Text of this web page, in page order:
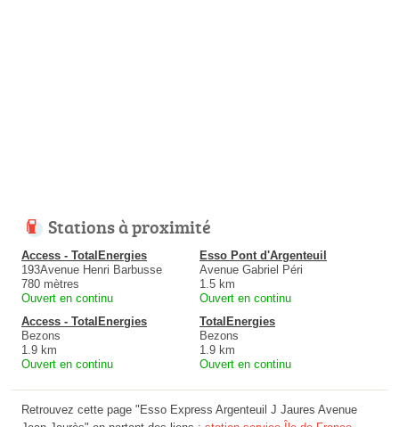
Stations à proximité
Access - TotalEnergies
193Avenue Henri Barbusse
780 mètres
Ouvert en continu
Esso Pont d'Argenteuil
Avenue Gabriel Péri
1.5 km
Ouvert en continu
Access - TotalEnergies
Bezons
1.9 km
Ouvert en continu
TotalEnergies
Bezons
1.9 km
Ouvert en continu
Retrouvez cette page "Esso Express Argenteuil J Jaures Avenue